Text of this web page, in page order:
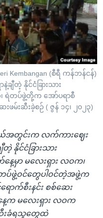
Kembangan (စီရီ ကန်ဘန်ငန်)
ျီတဲ့ နိုင်ငံခြားသား
ရဲတပ်ဖွဲ့တို့က အော်ပရာစီ
ဖမ်းဆီးခဲ့စဉ် ( ဇွန် ၁၄၊ ၂၀၂၃)
နယ်အတွင်းက လက်ကားဈေး
နိုင်ငံခြားသား
မှာ မလေးရှား လဝက၊
ပ်ဖွဲ့ဝင်တွေပါဝင်တဲ့အဖွဲ့က
ောက်စီးနင်း စစ်ဆေး
ေ့က မလေးရှား လဝက
းခံရသူတွေထဲ